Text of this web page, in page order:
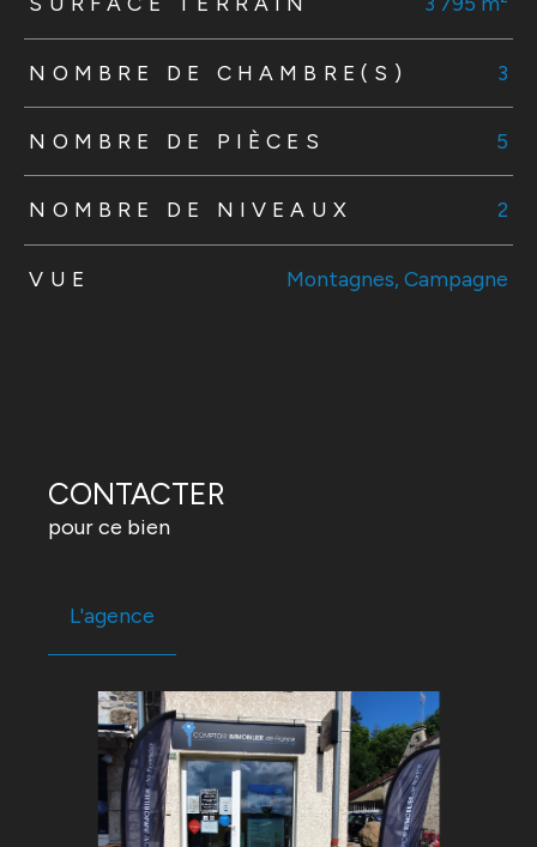
NOMBRE DE CHAMBRE(S) 3
NOMBRE DE PIÈCES 5
NOMBRE DE NIVEAUX 2
VUE Montagnes, Campagne
CONTACTER
pour ce bien
L'agence